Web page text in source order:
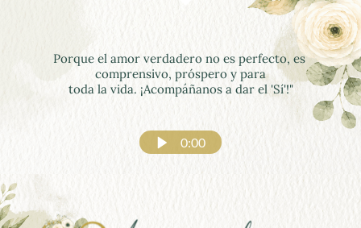
Porque el amor verdadero no es perfecto, es
comprensivo, próspero y para
toda la vida. ¡Acompáñanos a dar el 'Sí'!"
0:00